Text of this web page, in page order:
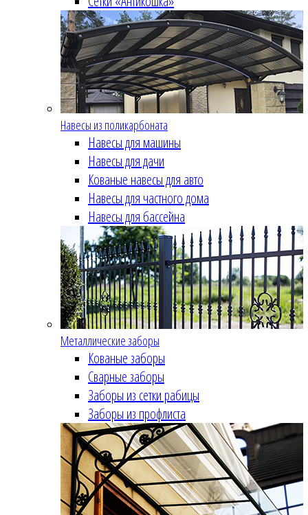
Навесы из поликарбоната
Навесы для машины
Навесы для дачи
Кованые навесы для авто
Навесы для частного дома
Навесы для бассейна
Металлические заборы
Кованые заборы
Сварные заборы
Заборы из сетки рабицы
Заборы из профлиста